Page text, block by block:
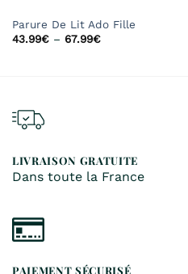
Parure De Lit Ado Fille
43.99€– 67.99€
LIVRAISON GRATUITE
Dans toute la France
PAIEMENT SÉCURISÉ